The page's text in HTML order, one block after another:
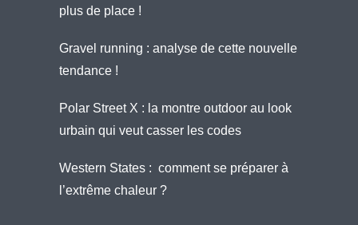
plus de place !
Gravel running : analyse de cette nouvelle
tendance !
Polar Street X : la montre outdoor au look
urbain qui veut casser les codes
Western States : comment se préparer à
l’extrême chaleur ?